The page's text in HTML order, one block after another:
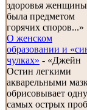
здоровья женщины
была предметом
горячих споров...»
О женском
образовании и
чулках» - «Джейн
Остин легкими
акварельными
обрисовывает
самых острых